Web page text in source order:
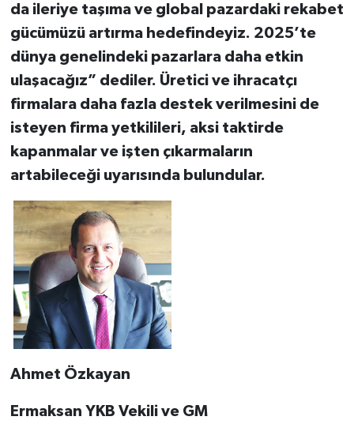
da ileriye taşıma ve global pazardaki rekabet
gücümüzü artırma hedefindeyiz. 2025’te
dünya genelindeki pazarlara daha etkin
ulaşacağız” dediler. Üretici ve ihracatçı
firmalara daha fazla destek verilmesini de
isteyen firma yetkilileri, aksi taktirde
kapanmalar ve işten çıkarmaların
artabileceği uyarısında bulundular.
Ahmet Özkayan
Ermaksan YKB Vekili ve GM